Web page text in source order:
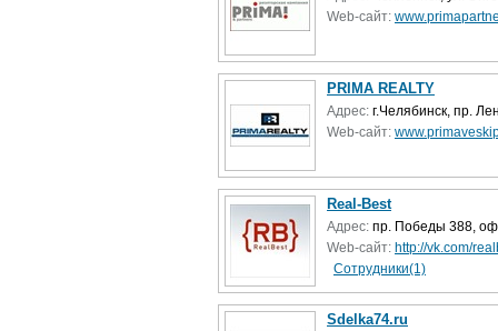
Web-сайт:
PRIMA REALTY
Адрес: г.Челябинск, пр.
Web-сайт:
Real-Best
Адрес: пр. Победы 388,
Web-сайт: http://vk.com/
Сотрудники(1)
Sdelka74.ru